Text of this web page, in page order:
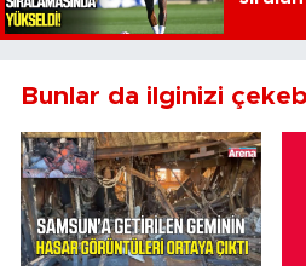
Bunlar da ilginizi